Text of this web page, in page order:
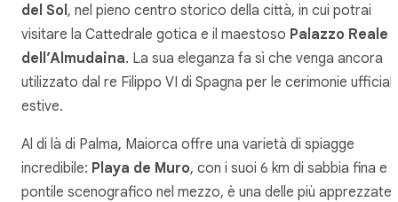
del Sol , nel pieno centro storico della città, in cui potrai
visitare la Cattedrale gotica e il maestoso Palazzo Reale
dell’Almudaina. La sua eleganza fa sì che venga ancora
utilizzato dal re Filippo VI di Spagna per le cerimonie ufficiali
estive.
Al di là di Palma, Maiorca offre una varietà di spiagge
incredibile: Playa de Muro, con i suoi 6 km di sabbia fina e il
pontile scenografico nel mezzo, è una delle più apprezzate.